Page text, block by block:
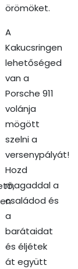
örömöket.
A
Kakucsringen
lehetőséged
van a
Porsche 911
volánja
mögött
szelni a
versenypályát!
Hozd
magaddal a
családod és
a
barátaidat
és éljétek
át együtt